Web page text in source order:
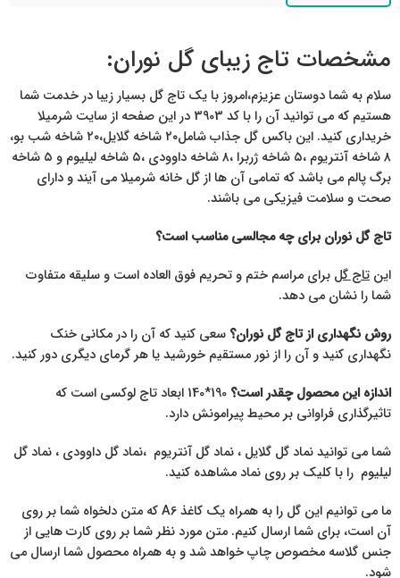
مشخصات تاج زیبای گل نوران:
سلام به شما دوستان عزیزم،امروز با یک تاج گل بسیار زیبا در خدمت شما
هستیم که می توانید آن را با کد 3903 در این صفحه از سایت شرمیلا
خریداری کنید. این باکس گل جذاب شامل۲۰ شاخه گلایل،۲۰ شاخه شب بو،
۸ شاخه آنتریوم ،۵ شاخه ژربرا ،۸ شاخه داوودی ،۵ شاخه لیلیوم و ۵ شاخه
برگ پالم می باشد که تمامی آن ها از گل خانه شرمیلا می آیند و دارای
صحت و سلامت فیزیکی می باشند.
تاج گل نوران برای چه مجالسی مناسب است؟
این تاج گل برای مراسم ختم و تحریم فوق العاده است و سلیقه متفاوت
شما را نشان می دهد.
روش نگهداری از تاج گل نوران؟ سعی کنید که آن را در مکانی خنک
نگهداری کنید و آن را از نور مستقیم خورشید یا هر گرمای دیگری دور کنید.
اندازه این محصول چقدر است؟
190*140 ابعاد تاج لوکسی است که
تاثیرگذاری فراوانی بر محیط پیرامونش دارد.
شما می توانید نماد گل گلایل ، نماد گل آنتریوم ،نماد گل داوودی ، نماد گل
لیلیوم را با کلیک بر روی نماد مشاهده کنید.
ما می توانیم این گل را به همراه یک کاغذ A6 که متن دلخواه شما بر روی
آن است، برای شما ارسال کنیم. متن مورد نظر شما بر روی کارت هایی از
جنس گلاسه مخصوص چاپ خواهد شد و به همراه محصول شما ارسال می
شود.